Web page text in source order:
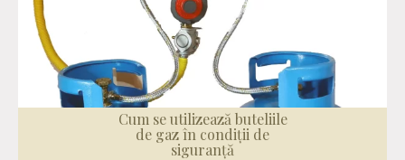
Cum se utilizează buteliile
de gaz în condiții de
siguranță